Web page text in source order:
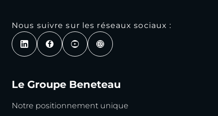
Nous suivre sur les réseaux sociaux :
Le Groupe Beneteau
Notre positionnement unique